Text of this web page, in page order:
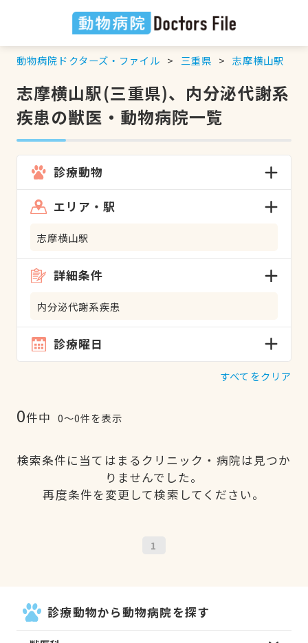
動物病院ドクターズ・ファイル 三重県 志摩横山駅
志摩横山駅(三重県)、内分泌代謝系
疾患の獣医・動物病院一覧
診療動物
エリア・駅
志摩横山駅
詳細条件
内分泌代謝系疾患
診療曜日
すべてをクリア
0件中 0〜0件を表示
検索条件に当てはまるクリニック・病院は見つか
りませんでした。
再度条件を変更して検索してください。
1
診療動物から動物病院を探す